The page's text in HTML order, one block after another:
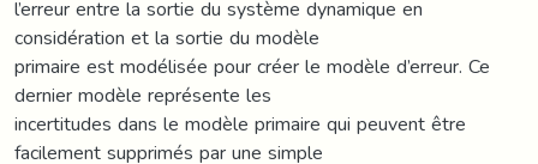
l’erreur entre la sortie du système dynamique en
considération et la sortie du modèle
primaire est modélisée pour créer le modèle d’erreur. Ce
dernier modèle représente les
incertitudes dans le modèle primaire qui peuvent être
facilement supprimés par une simple